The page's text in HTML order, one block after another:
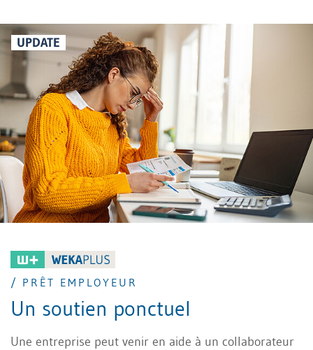
UPDATE
/ PRÊT EMPLOYEUR
Un soutien ponctuel
Une entreprise peut venir en aide à un collaborateur